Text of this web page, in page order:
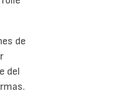
de
del